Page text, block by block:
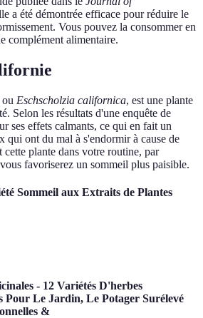
a été démontrée efficace pour réduire le
Vous pouvez la consommer en
complément alimentaire.
ou Eschscholzia californica, est une plante
Selon les résultats d'une enquête de
ses effets calmants, ce qui en fait un
qui ont du mal à s'endormir à cause de
plante dans votre routine, par
favoriserez un sommeil plus paisible.
Sommeil aux Extraits de Plantes
- 12 Variétés D'herbes
Pour Le Jardin, Le Potager Surélevé
&